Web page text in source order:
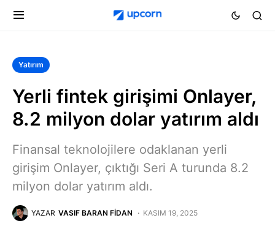
Yatırım
Yerli fintek girişimi Onlayer,
8.2 milyon dolar yatırım aldı
Finansal teknolojilere odaklanan yerli
girişim Onlayer, çıktığı Seri A turunda 8.2
milyon dolar yatırım aldı.
YAZAR VASIF BARAN FIDAN KASIM 19, 2025